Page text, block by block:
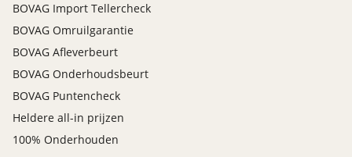
BOVAG Import Tellercheck
BOVAG Omruilgarantie
BOVAG Afleverbeurt
BOVAG Onderhoudsbeurt
BOVAG Puntencheck
Heldere all-in prijzen
100% Onderhouden